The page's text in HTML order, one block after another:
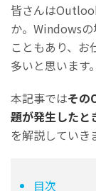
皆さんは
か。Windows
こともあり、お
多いと思います。
本記事ではその
題が発生したと
を解説していき
目次